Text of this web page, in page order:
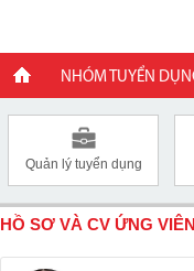
NHÓM TUYỂN
Quản lý tuyển dụng
HỒ SƠ VÀ CV ỨNG